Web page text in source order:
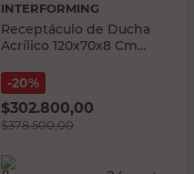
INTERFORMING
Receptáculo de Ducha
Acrílico 120x70x8 Cm
20%
$302.800,00
$378.500,00